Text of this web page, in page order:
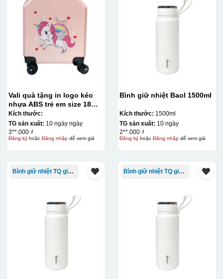
Vali quà tặng in logo kéo
nhựa ABS trẻ em size 18
KQ-VL16
Kích thước:
TG sản xuất: 10 ngày ngày
3**.000 ₫
Đăng kýhoặc Đăng nhậpđể xem giá
Bình giữ nhiệt Baol 1500ml
Kích thước: 1500ml
TG sản xuất: 10 ngày
2**.000 ₫
Đăng kýhoặc Đăng nhậpđể xem giá
Bình giữ nhiệt TQ giá rẻ Bình giữ nhiệt TQ giá rẻ